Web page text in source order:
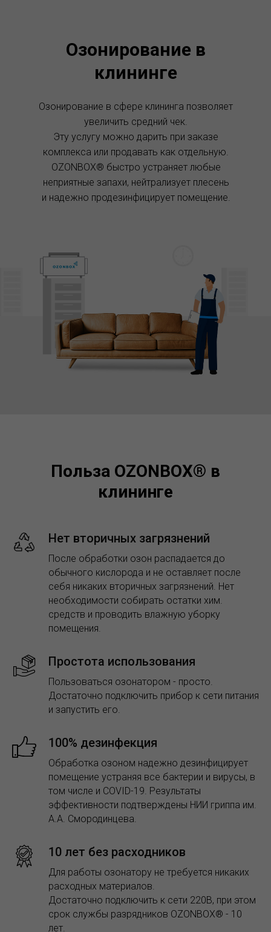
Озонирование в сфере клининга позволяет
увеличить средний чек.
Эту услугу можно дарить при заказе
комплекса или продавать как отдельную.
OZONBOX® быстро устраняет любые
неприятные запахи, нейтрализует плесень
и надежно продезинфицирует помещение.
Озонирование в
клининге
Польза OZONBOX® в
клининге
Нет вторичных загрязнений
После обработки озон распадается до
обычного кислорода и не оставляет после
себя никаких вторичных загрязнений. Нет
необходимости собирать остатки хим.
средств и проводить влажную уборку
помещения.
Простота использования
Пользоваться озонатором - просто.
Достаточно подключить прибор к сети питания
и запустить его.
100% дезинфекция
Обработка озоном надежно дезинфицирует
помещение устраняя все бактерии и вирусы, в
том числе и COVID-19. Результаты
эффективности подтверждены НИИ гриппа им.
А.А. Смородинцева.
10 лет без расходников
Для работы озонатору не требуется никаких
расходных материалов.
Достаточно подключить к сети 220В, при этом
срок службы разрядников OZONBOX® - 10
лет.